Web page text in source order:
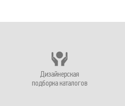
Дизайнерская
подборка каталогов